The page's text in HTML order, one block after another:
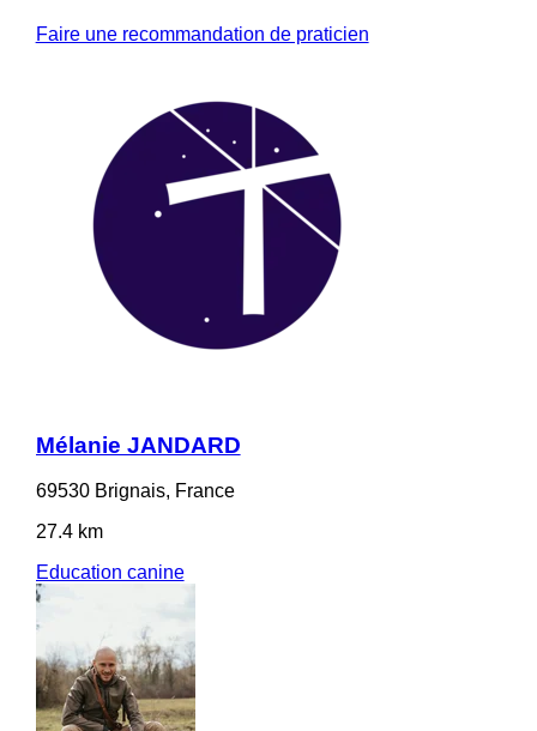
Faire une recommandation de praticien
Mélanie JANDARD
69530 Brignais, France
27.4 km
Education canine